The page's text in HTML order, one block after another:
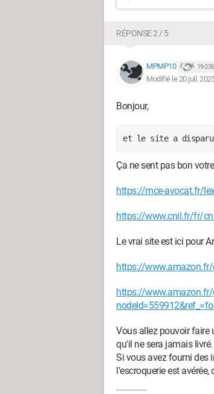
RÉPONSE 2 / 5
MPMP10 19 036
Modifié le 20 juil.
Bonjour,
et le site a disparu
Ça ne sent pas bon
https://mce-avocat.fr/
https://www.cnil.fr/fr/
Le vrai site est ici pour
https://
https://
Vous allez pouvoir faire
qu'il ne sera jamais livré.
Si vous avez fourni des
l'escroquerie est